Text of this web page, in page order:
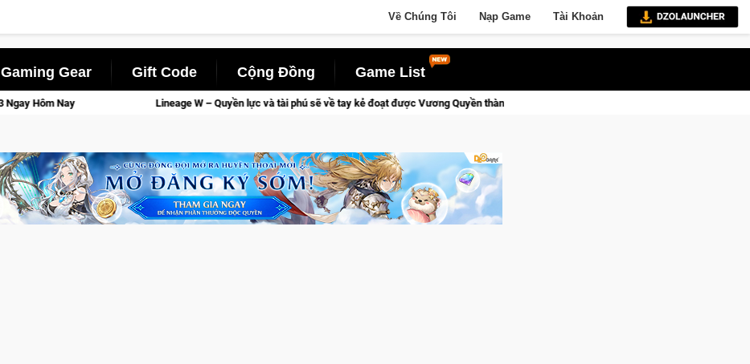
Về Chúng Tôi Nạp Game Tài Khoản
Gaming Gear Gift Code Cộng Đồng Game List
Lineage W – Quyền lực và tài phú sẽ về tay kẻ đoạt được Vương Quyền thành Kent sắp tới!